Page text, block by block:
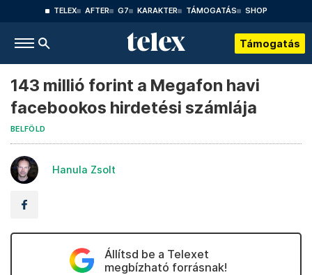
TELEX AFTER G7 KARAKTER TÁMOGATÁS SHOP
Támogatás
143 millió forint a Megafon havi
facebookos hirdetési számlája
BELFÖLD
Hanula Zsolt
Állítsd be a Telexet
megbízható forrásnak!